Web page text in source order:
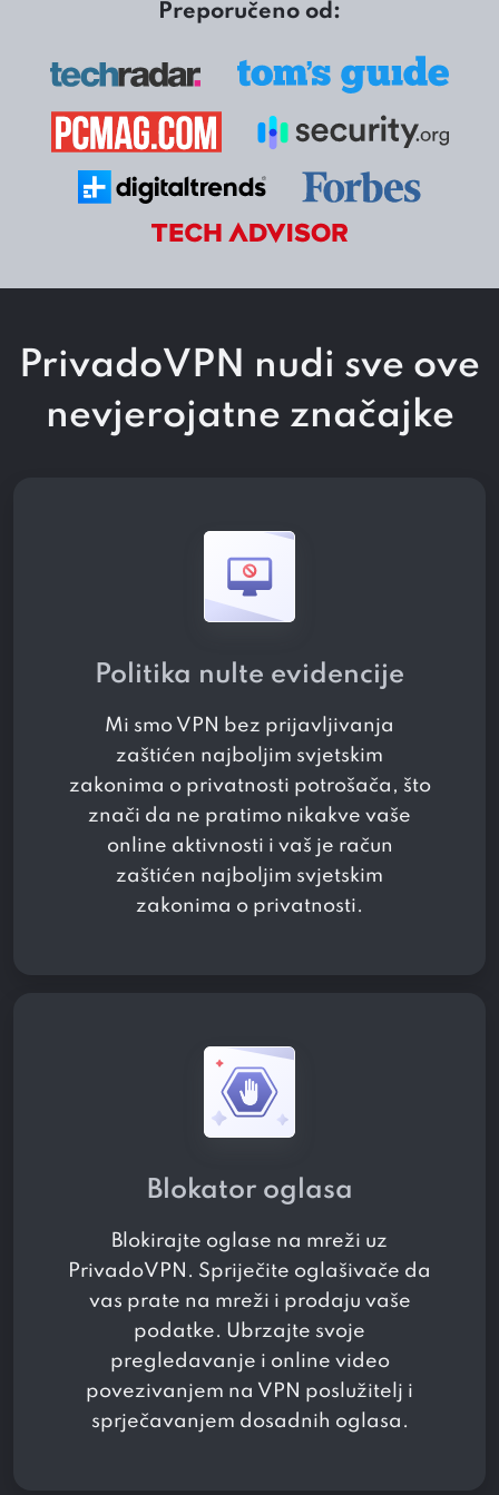
Preporučeno od:
PrivadoVPN nudi sve ove
nevjerojatne značajke
Politika nulte evidencije
Mi smo VPN bez prijavljivanja
zaštićen najboljim svjetskim
zakonima o privatnosti potrošača, što
znači da ne pratimo nikakve vaše
online aktivnosti i vaš je račun
zaštićen najboljim svjetskim
zakonima o privatnosti.
Blokator oglasa
Blokirajte oglase na mreži uz
PrivadoVPN. Spriječite oglašivače da
vas prate na mreži i prodaju vaše
podatke. Ubrzajte svoje
pregledavanje i online video
povezivanjem na VPN poslužitelj i
sprječavanjem dosadnih oglasa.